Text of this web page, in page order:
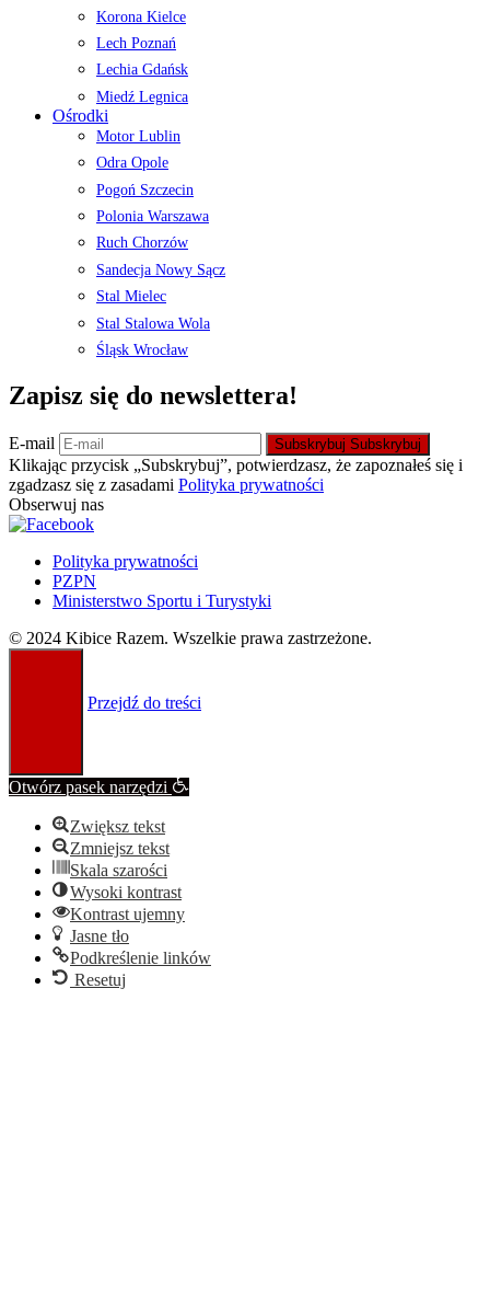
Korona Kielce
Lech Poznań
Lechia Gdańsk
Miedź Legnica
Ośrodki
Motor Lublin
Odra Opole
Pogoń Szczecin
Polonia Warszawa
Ruch Chorzów
Sandecja Nowy Sącz
Stal Mielec
Stal Stalowa Wola
Śląsk Wrocław
Zapisz się do newslettera!
E-mail Subskrybuj Subskrybuj
Klikając przycisk „Subskrybuj”, potwierdzasz, że zapoznałeś się i
zgadzasz się z zasadami Polityka prywatności
Obserwuj nas
Polityka prywatności
PZPN
Ministerstwo Sportu i Turystyki
© 2024 Kibice Razem. Wszelkie prawa zastrzeżone.
Przejdź do treści
Otwórz pasek narzędzi
Zwiększ tekst
Zmniejsz tekst
Skala szarości
Wysoki kontrast
Kontrast ujemny
Jasne tło
Podkreślenie linków
Resetuj